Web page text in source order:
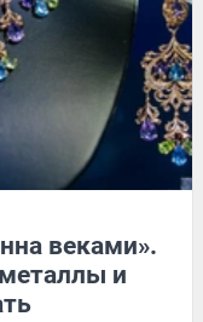
веками».
и